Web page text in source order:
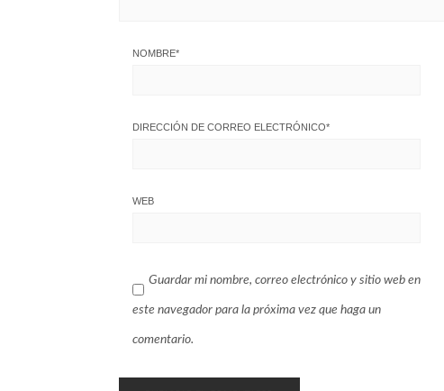
NOMBRE*
DIRECCIÓN DE CORREO ELECTRÓNICO*
WEB
Guardar mi nombre, correo electrónico y sitio web en
este navegador para la próxima vez que haga un
comentario.